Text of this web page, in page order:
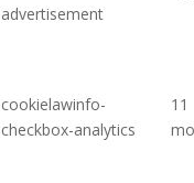
advertisement
cookielawinfo-
checkbox-analytics
11